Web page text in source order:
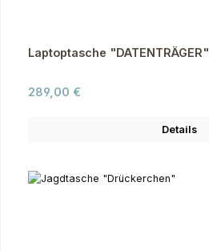
Laptoptasche "DATENTRÄGER"
Regulärer Preis:
289,00 €
Details